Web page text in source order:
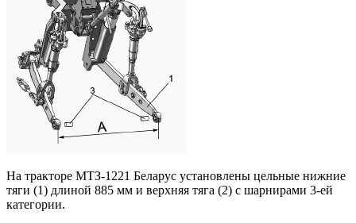
На тракторе МТЗ-1221 Беларус установлены цельные нижние
тяги (1) длиной 885 мм и верхняя тяга (2) с шарнирами 3-ей
категории.